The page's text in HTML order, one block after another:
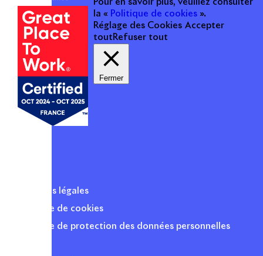
Mentions légales
Politique de cookies
Politique de protection des données personnelles
Pour en savoir plus, veuillez consulter
la « Politique de cookies ».
Réglage des Cookies Accepter
tout Refuser tout
Fermer